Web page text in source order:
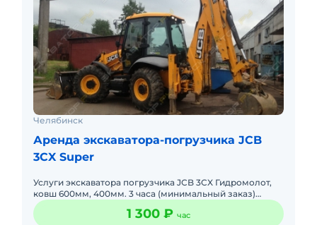
Челябинск
Аренда экскаватора-погрузчика JCB
3CX Super
Услуги экскаватора погрузчика JCB 3CX Гидромолот,
ковш 600мм, 400мм. 3 часа (минимальный заказ)
Скидки обговариваются от объема работ! Любые виды
расчета (Н
1 300 ₽ час